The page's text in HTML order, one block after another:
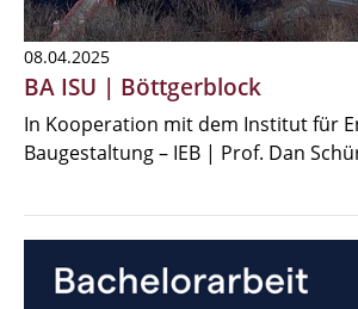
08.04.2025
BA ISU | Böttgerblock
In Kooperation mit dem Institut für
Baugestaltung – IEB | Prof. Dan